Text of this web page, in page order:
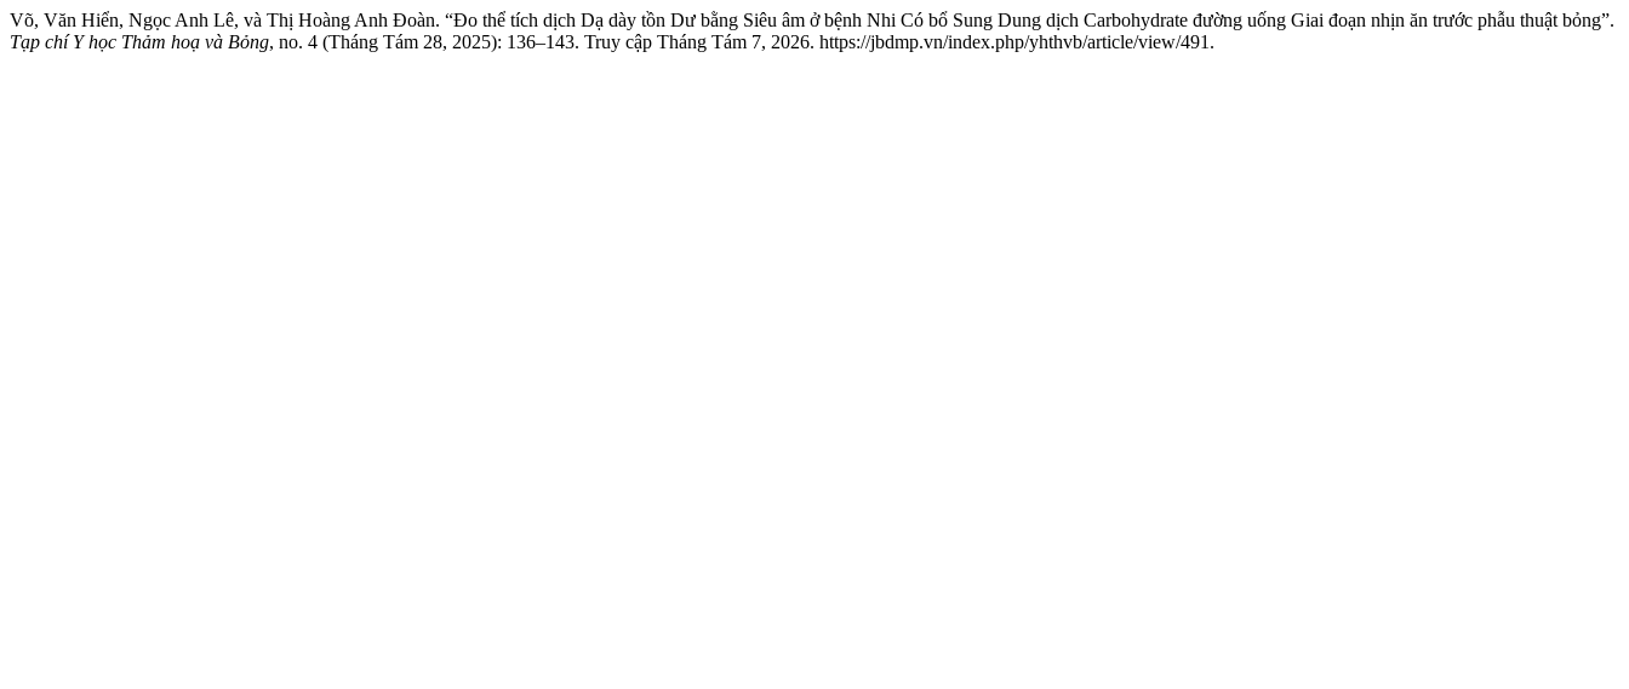
Võ, Văn Hiển, Ngọc Anh Lê, và Thị Hoàng Anh Đoàn. “Đo thể tích dịch Dạ dày tồn Dư bằng Siêu âm ở bệnh Nhi Có bổ Sung Dung dịch Carbohydrate đường uống Giai đoạn nhịn ăn trước phẫu thuật bỏng”.
Tạp chí Y học Thảm hoạ và Bỏng, no. 4 (Tháng Tám 28, 2025): 136–143. Truy cập Tháng Tám 7, 2026. https://jbdmp.vn/index.php/yhthvb/article/view/491.